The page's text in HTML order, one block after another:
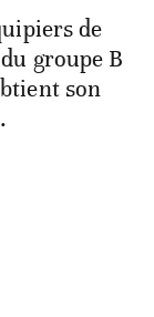
de
groupe B
son